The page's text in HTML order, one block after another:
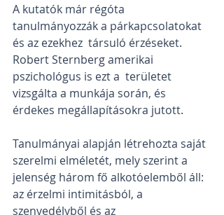
A kutatók már régóta
tanulmányozzák a párkapcsolatokat
és az ezekhez  társuló érzéseket.
Robert Sternberg amerikai
pszichológus is ezt a  területet
vizsgálta a munkája során, és
érdekes megállapításokra jutott.
Tanulmányai alapján létrehozta saját
szerelmi elméletét, mely szerint a
jelenség három fő alkotóelemből áll:
az érzelmi intimitásból, a
szenvedélyből és az